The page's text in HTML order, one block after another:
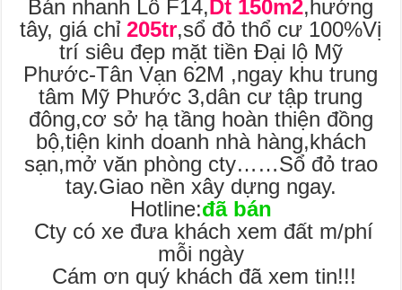
Bán nhanh Lô F14,Dt 150m2,hướng
tây, giá chỉ205tr,sổ đỏ thổ cư 100%Vị
trí siêu đẹp mặt tiền Đại lộ Mỹ
Phước-Tân Vạn 62M ,ngay khu trung
tâm Mỹ Phước 3,dân cư tập trung
đông,cơ sở hạ tầng hoàn thiện đồng
bộ,tiện kinh doanh nhà hàng,khách
sạn,mở văn phòng cty……Sổ đỏ trao
tay.Giao nền xây dựng ngay.
Hotline:đã bán
Cty có xe đưa khách xem đất m/phí
mỗi ngày
Cám ơn quý khách đã xem tin!!!